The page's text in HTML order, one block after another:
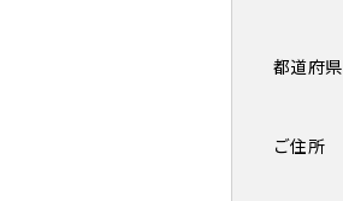
都道府県
ご住所